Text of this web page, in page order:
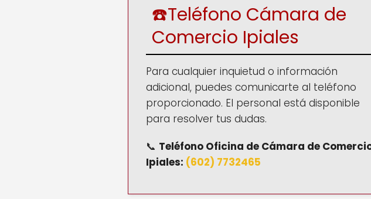
☎️Teléfono Cámara de
Comercio Ipiales
Para cualquier inquietud o información
adicional, puedes comunicarte al teléfono
proporcionado. El personal está disponible
para resolver tus dudas.
📞 Teléfono Oficina de Cámara de
Ipiales: (602) 7732465